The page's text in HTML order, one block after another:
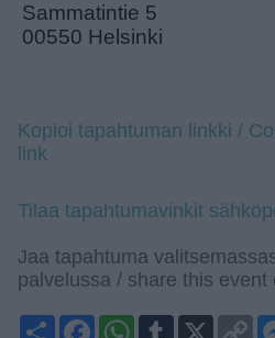
Sammatintie 5
00550 Helsinki
Kopioi tapahtuman linkki /
link
Tilaa tapahtumavinkit
Jaa tapahtuma
palvelussa / share this event
ShareFacebook
WhatsApp
Tumblr